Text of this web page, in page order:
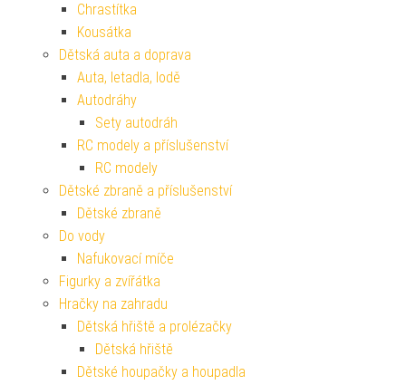
Chrastítka
Kousátka
Dětská auta a doprava
Auta, letadla, lodě
Autodráhy
Sety autodráh
RC modely a příslušenství
RC modely
Dětské zbraně a příslušenství
Dětské zbraně
Do vody
Nafukovací míče
Figurky a zvířátka
Hračky na zahradu
Dětská hřiště a prolézačky
Dětská hřiště
Dětské houpačky a houpadla